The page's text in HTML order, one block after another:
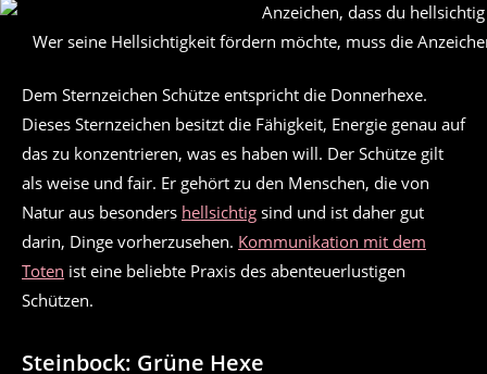
Wer seine Hellsichtigkeit fördern möchte, muss die
Dem Sternzeichen Schütze entspricht die Donnerhexe.
Dieses Sternzeichen besitzt die Fähigkeit, Energie genau auf
das zu konzentrieren, was es haben will. Der Schütze gilt
als weise und fair. Er gehört zu den Menschen, die von
Natur aus besonders hellsichtig sind und ist daher gut
darin, Dinge vorherzusehen. Kommunikation mit dem
Toten ist eine beliebte Praxis des abenteuerlustigen
Schützen.
Steinbock: Grüne Hexe